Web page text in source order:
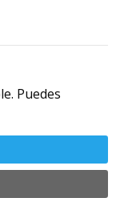
Puedes